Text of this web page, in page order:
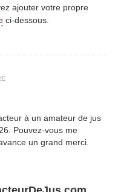
ajouter votre propre
ci-dessous.
à un amateur de jus
Pouvez-vous me
un grand merci.